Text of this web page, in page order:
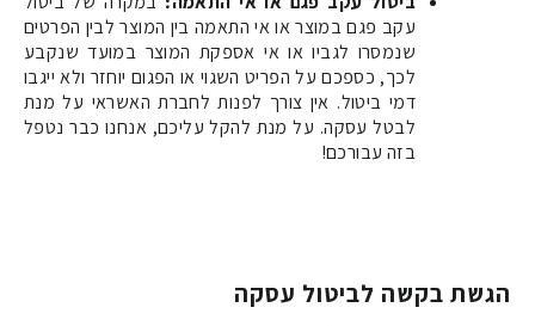
עקב פגם במוצר או אי התאמה בין המוצר לבין הפרטים
שנמסרו לגביו או אי אספקת המוצר במועד שנקבע
לכך, כספכם על הפריט השגוי או הפגום יוחזר ולא ייגבו
דמי ביטול. אין צורך לפנות לחברת האשראי על מנת
לבטל עסקה. על מנת להקל עליכם, אנחנו כבר נטפל
בזה עבורכם!
הגשת בקשה לביטול עסקה